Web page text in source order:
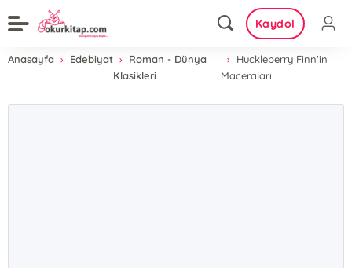
Kaydol
Anasayfa Edebiyat
Roman - Dünya
Klasikleri
Huckleberry Finn'in
Maceraları